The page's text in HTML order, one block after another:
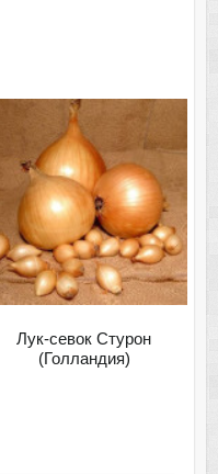
Лук-севок Стурон
(Голландия)